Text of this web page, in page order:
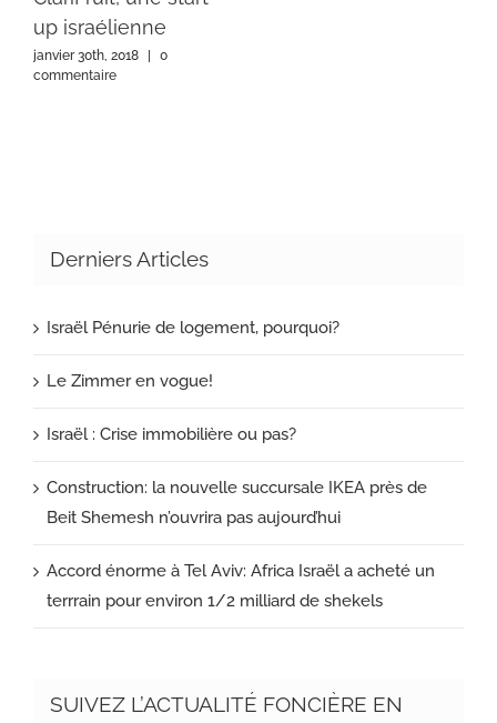
up israélienne
janvier 30th, 2018 |
0
commentaire
Derniers Articles
Israël Pénurie de logement, pourquoi?
Le Zimmer en vogue!
Israël : Crise immobilière ou pas?
Construction: la nouvelle succursale IKEA près de
Beit Shemesh n’ouvrira pas aujourd’hui
Accord énorme à Tel Aviv: Africa Israël a acheté un
terrrain pour environ 1/2 milliard de shekels
SUIVEZ L’ACTUALITÉ FONCIÈRE EN